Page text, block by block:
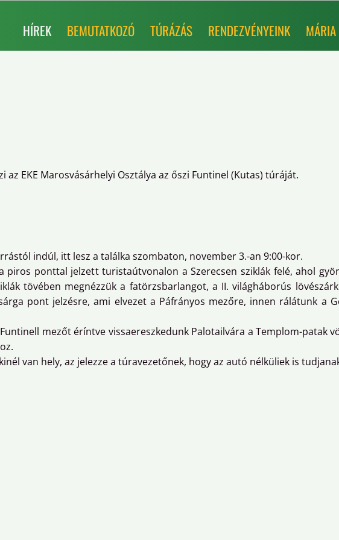
HÍREK BEMUTATKOZÓ TÚRÁZÁS RENDEZVÉNYEINK
az EKE Marosvásárhelyi Osztálya az őszi Funtinel (Kutas) túráját.
indúl, itt lesz a találka szombaton, november 3.-an 9:00-kor.
ponttal jelzett turistaútvonalon a Szerecsen sziklák felé, ahol
tövében megnézzük a fatörzsbarlangot, a II. világháborús
pont jelzésre, ami elvezet a Páfrányos mezőre, innen rálátunk a
mezőt éríntve vissaereszkedunk Palotailvára a Templom-patak
van hely, az jelezze a túravezetőnek, hogy az autó nélküliek is